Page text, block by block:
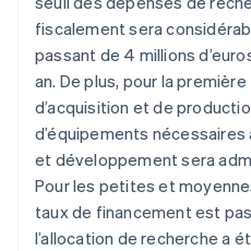
fiscalement sera
passant de 4 millions
an. De plus, pour la
d’acquisition et de
d’équipements
et développement sera
Pour les petites et
taux de financement est
l’allocation de recherche a